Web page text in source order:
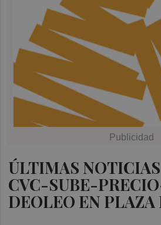
ÚLTIMAS
CVC-SUBE-
DEOLEO EN